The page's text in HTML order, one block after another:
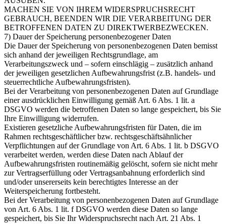
MACHEN SIE VON IHREM WIDERSPRUCHSRECHT
GEBRAUCH, BEENDEN WIR DIE VERARBEITUNG DER
BETROFFENEN DATEN ZU DIREKTWERBEZWECKEN.
7) Dauer der Speicherung personenbezogener Daten
Die Dauer der Speicherung von personenbezogenen Daten bemisst
sich anhand der jeweiligen Rechtsgrundlage, am
Verarbeitungszweck und – sofern einschlägig – zusätzlich anhand
der jeweiligen gesetzlichen Aufbewahrungsfrist (z.B. handels- und
steuerrechtliche Aufbewahrungsfristen).
Bei der Verarbeitung von personenbezogenen Daten auf Grundlage
einer ausdrücklichen Einwilligung gemäß Art. 6 Abs. 1 lit. a
DSGVO werden die betroffenen Daten so lange gespeichert, bis Sie
Ihre Einwilligung widerrufen.
Existieren gesetzliche Aufbewahrungsfristen für Daten, die im
Rahmen rechtsgeschäftlicher bzw. rechtsgeschäftsähnlicher
Verpflichtungen auf der Grundlage von Art. 6 Abs. 1 lit. b DSGVO
verarbeitet werden, werden diese Daten nach Ablauf der
Aufbewahrungsfristen routinemäßig gelöscht, sofern sie nicht mehr
zur Vertragserfüllung oder Vertragsanbahnung erforderlich sind
und/oder unsererseits kein berechtigtes Interesse an der
Weiterspeicherung fortbesteht.
Bei der Verarbeitung von personenbezogenen Daten auf Grundlage
von Art. 6 Abs. 1 lit. f DSGVO werden diese Daten so lange
gespeichert, bis Sie Ihr Widerspruchsrecht nach Art. 21 Abs. 1